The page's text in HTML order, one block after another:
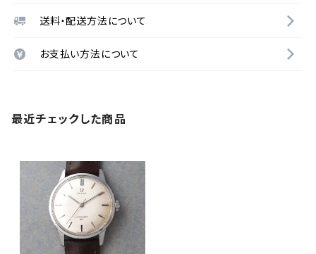
送料・配送方法について
お支払い方法について
最近チェックした商品